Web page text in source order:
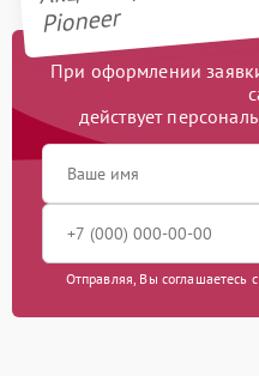
Pioneer
При оформлении
действует
Отправляя, Вы соглашаетесь с